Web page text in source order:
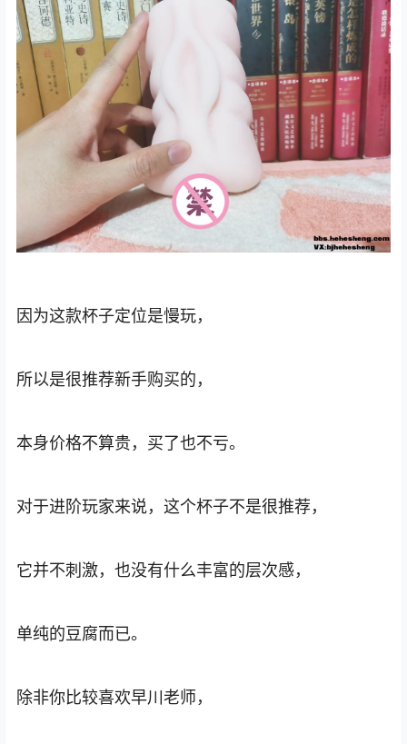
因为这款杯子定位是慢玩，
所以是很推荐新手购买的，
本身价格不算贵，买了也不亏。
对于进阶玩家来说，这个杯子不是很推荐，
它并不刺激，也没有什么丰富的层次感，
单纯的豆腐而已。
除非你比较喜欢早川老师，